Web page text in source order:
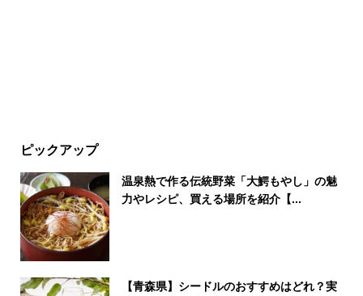
ピックアップ
温泉熱で作る伝統野菜「大鰐もやし」の魅
力やレシピ、買える場所を紹介【...
【青森県】シードルのおすすめはどれ？実